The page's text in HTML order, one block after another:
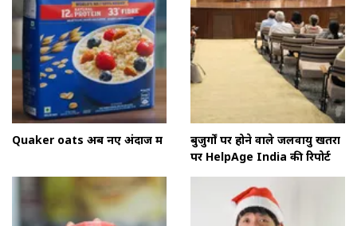
Quaker oats अब नए अंदाज में
बुजुर्गों पर होने वाले जलवायु खतरों
पर HelpAge India की रिपोर्ट